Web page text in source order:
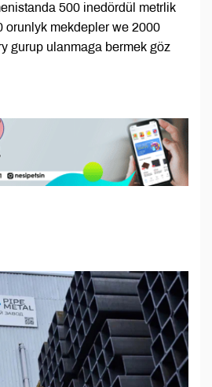
500 inedördül metrlik
orunlyk mekdepler we 2000
gurup ulanmaga bermek göz